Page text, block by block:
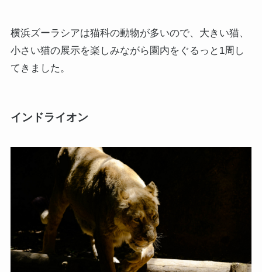
横浜ズーラシアは猫科の動物が多いので、大きい猫、
小さい猫の展示を楽しみながら園内をぐるっと1周し
てきました。
インドライオン